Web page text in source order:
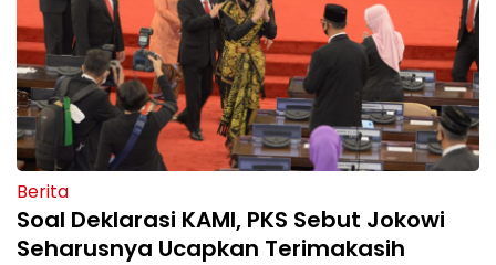
Berita
Soal Deklarasi KAMI, PKS Sebut Jokowi
Seharusnya Ucapkan Terimakasih